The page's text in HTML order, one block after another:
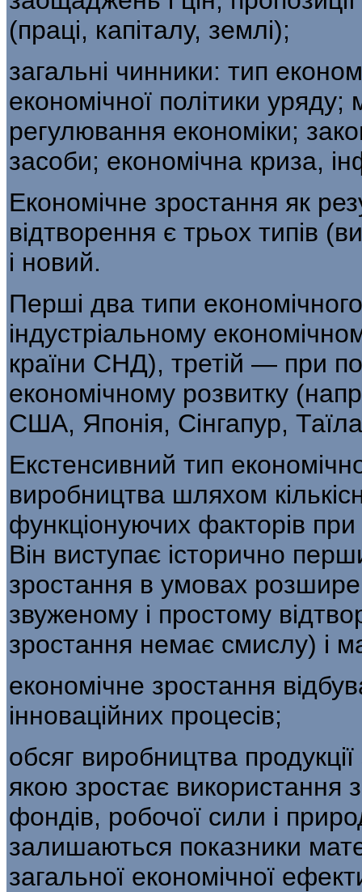
(праці, капіталу, землі);
загальні чинники: тип
економічної політики
регулювання економіки;
засоби; економічна криза,
Економічне зростання як
відтворення є трьох типів
і новий.
Перші два типи
інду­стріальному
країни СНД), третій — при
економічному розвитку
США, Японія, Сінгапур,
Екстенсивний тип
виробництва шляхом
функціонуючих фак­торів при
Він виступає історично
зростання в умовах
звуженому і простому
зростання немає смислу) і
економічне зростання
інноваційних процесів;
обсяг виробництва
якою зростає використання
фондів, робо­чої сили і
залишаються показ­ники
загальної економічної